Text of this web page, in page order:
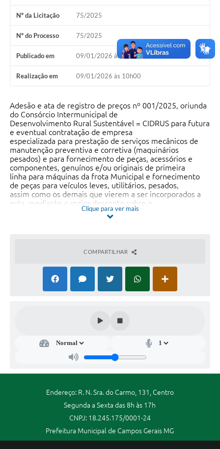
Nº da Licitação 75/2025
Nº do Processo 75/2025
Publicado em 09/01/2026 às 10h00
Realização em 09/01/2026 às 10h00
Adesão e ata de registro de preços nº 001/2025, oriunda
do Consórcio Intermunicipal de
Desenvolvimento Rural Sustentável = CIDRUS para futura
e eventual contratação de empresa
especializada para prestação de serviços mecânicos de
manutenção preventiva e corretiva (maquinários
pesados) e para fornecimento de peças, acessórios e
componentes, genuínos e/ou originais de primeira
linha para máquinas da frota Municipal e fornecimento
de peças para veículos leves, utilitários, pesados,
assim como os demais que vierem a ser incorporados a
esta, mediante o maior desconto sobre o
software do SISTEMA TRAZ VALOR, conforme condições,
quantidades e exigências estabelecidas
Clique para ver mais
COMPARTILHAR
Endereço: R. N. Sra. do Carmo, 131, Centro
Segunda a Sexta das 8h às 17h
CNPJ: 18.245.175/0001-24
Prefeitura Municipal de Campos Gerais MG